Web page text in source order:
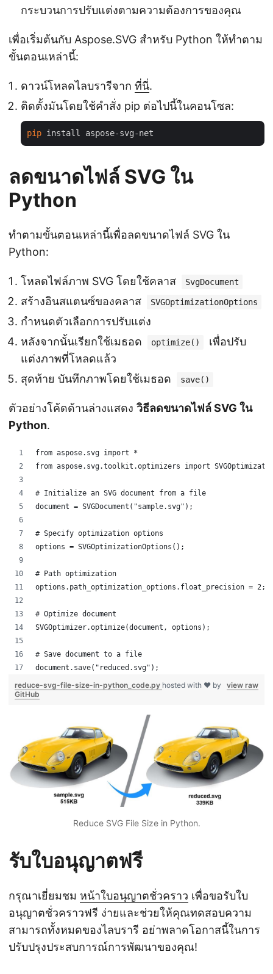
กระบวนการปรับแต่งตามความต้องการของคุณ
เพื่อเริ่มต้นกับ Aspose.SVG สำหรับ Python ให้ทำตาม
ขั้นตอนเหล่านี้:
ดาวน์โหลดไลบรารีจาก ที่นี่.
ติดตั้งมันโดยใช้คำสั่ง pip ต่อไปนี้ในคอนโซล:
pip
ลดขนาดไฟล์ SVG ใน
Python
ทำตามขั้นตอนเหล่านี้เพื่อลดขนาดไฟล์ SVG ใน
Python:
โหลดไฟล์ภาพ SVG โดยใช้คลาส SvgDocument
สร้างอินสแตนซ์ของคลาส SVGOptimizationOptions
กำหนดตัวเลือกการปรับแต่ง
หลังจากนั้นเรียกใช้เมธอด
optimize()
เพื่อปรับ
แต่งภาพที่โหลดแล้ว
สุดท้าย บันทึกภาพโดยใช้เมธอด
save()
ตัวอย่างโค้ดด้านล่างแสดง วิธีลดขนาดไฟล์ SVG ใน
Python.
from aspose.svg import *
from aspose.svg.toolkit.optimizers import
# Initialize an SVG document from a file
document = SVGDocument("sample.svg");
# Specify optimization options
options = SVGOptimizationOptions();
# Path optimization
options.path_optimization_options.float_precision = 2;
# Optimize document
SVGOptimizer.optimize(document, options);
# Save document to a file
document.save("reduced.svg");
view raw
reduce-svg-file-size-in-python_code.py hosted with ❤ by
GitHub
Reduce SVG File Size in Python.
รับใบอนุญาตฟรี
กรุณาเยี่ยมชม หน้าใบอนุญาตชั่วคราว เพื่อขอรับใบ
อนุญาตชั่วคราวฟรี ง่ายและช่วยให้คุณทดสอบความ
สามารถทั้งหมดของไลบรารี อย่าพลาดโอกาสนี้ในการ
ปรับปรุงประสบการณ์การพัฒนาของคุณ!